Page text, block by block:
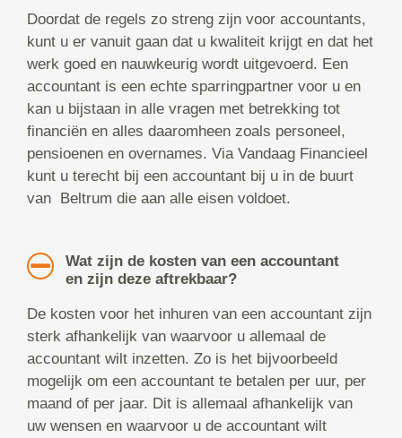
Doordat de regels zo streng zijn voor accountants,
kunt u er vanuit gaan dat u kwaliteit krijgt en dat het
werk goed en nauwkeurig wordt uitgevoerd. Een
accountant is een echte sparringpartner voor u en
kan u bijstaan in alle vragen met betrekking tot
financiën en alles daaromheen zoals personeel,
pensioenen en overnames. Via Vandaag Financieel
kunt u terecht bij een accountant bij u in de buurt
van Beltrum die aan alle eisen voldoet.
Wat zijn de kosten van een accountant
en zijn deze aftrekbaar?
De kosten voor het inhuren van een accountant zijn
sterk afhankelijk van waarvoor u allemaal de
accountant wilt inzetten. Zo is het bijvoorbeeld
mogelijk om een accountant te betalen per uur, per
maand of per jaar. Dit is allemaal afhankelijk van
uw wensen en waarvoor u de accountant wilt